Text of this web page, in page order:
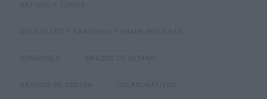
BATIDOS Y ZUMOS
BOCADILLOS Y SÁNDWICH Y HAMBURGUESAS
BOMBONES BRAZOS DE GITANO
BÁSICOS DE COCINA COLABORATIVOS